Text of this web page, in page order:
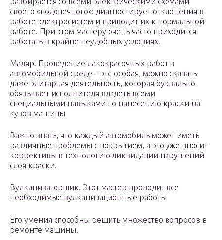
своего «подопечного»: диагностирует отклонения в
работе электросистем и приводит их к нормальной
работе. При этом мастеру очень часто приходится
работать в крайне неудобных условиях.
Маляр. Проведение лакокрасочных работ в
автомобильной среде – это особая, можно сказать
даже элитарная деятельность, которая буквально
обязывает исполнителя владеть всеми
специальными навыками по нанесению краски на
кузов машины
Важно знать, что каждый автомобиль может иметь
различные проблемы с покрытием, а это уже вносит
коррективы в технологию ликвидации нарушений
слоя краски.
Вулканизаторщик. Этот мастер проводит все
необходимые вулканизационные работы
Его умения способны решить множество вопросов в
ремонте машины.